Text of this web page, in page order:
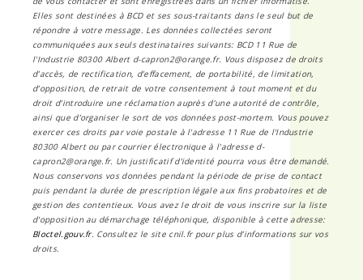
Elles sont destinées à BCD et ses sous-traitants dans le seul but de
répondre à votre message. Les données collectées seront
communiquées aux seuls destinataires suivants: BCD 11 Rue de
l'Industrie 80300 Albert d-capron2@orange.fr. Vous disposez de droits
d’accès, de rectification, d’effacement, de portabilité, de limitation,
d’opposition, de retrait de votre consentement à tout moment et du
droit d’introduire une réclamation auprès d’une autorité de contrôle,
ainsi que d’organiser le sort de vos données post-mortem. Vous pouvez
exercer ces droits par voie postale à l'adresse 11 Rue de l'Industrie
80300 Albert ou par courrier électronique à l'adresse d-
capron2@orange.fr. Un justificatif d'identité pourra vous être demandé.
Nous conservons vos données pendant la période de prise de contact
puis pendant la durée de prescription légale aux fins probatoires et de
gestion des contentieux. Vous avez le droit de vous inscrire sur la liste
d'opposition au démarchage téléphonique, disponible à cette adresse:
Bloctel.gouv.fr. Consultez le site cnil.fr pour plus d’informations sur vos
droits.